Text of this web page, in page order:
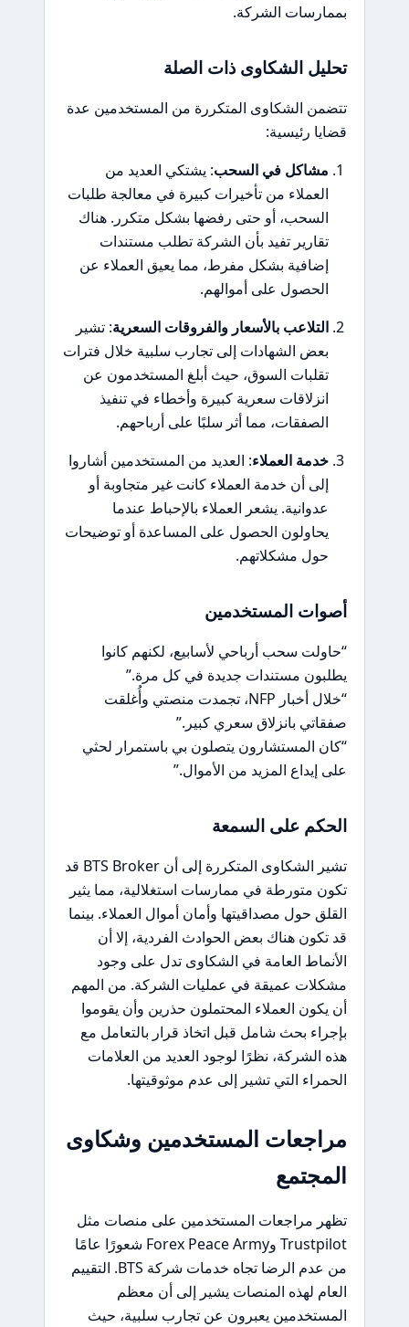
بممارسات الشركة.
تحليل الشكاوى ذات الصلة
تتضمن الشكاوى المتكررة من المستخدمين عدة
قضايا رئيسية:
مشاكل في السحب: يشتكي العديد من
العملاء من تأخيرات كبيرة في معالجة طلبات
السحب، أو حتى رفضها بشكل متكرر. هناك
تقارير تفيد بأن الشركة تطلب مستندات
إضافية بشكل مفرط، مما يعيق العملاء عن
الحصول على أموالهم.
التلاعب بالأسعار والفروقات السعرية: تشير
بعض الشهادات إلى تجارب سلبية خلال فترات
تقلبات السوق، حيث أبلغ المستخدمون عن
انزلاقات سعرية كبيرة وأخطاء في تنفيذ
الصفقات، مما أثر سلبًا على أرباحهم.
خدمة العملاء: العديد من المستخدمين أشاروا
إلى أن خدمة العملاء كانت غير متجاوبة أو
عدوانية. يشعر العملاء بالإحباط عندما
يحاولون الحصول على المساعدة أو توضيحات
حول مشكلاتهم.
أصوات المستخدمين
“حاولت سحب أرباحي لأسابيع، لكنهم كانوا
يطلبون مستندات جديدة في كل مرة.”
“خلال أخبار NFP، تجمدت منصتي وأُغلقت
صفقاتي بانزلاق سعري كبير.”
“كان المستشارون يتصلون بي باستمرار لحثي
على إيداع المزيد من الأموال.”
الحكم على السمعة
تشير الشكاوى المتكررة إلى أن BTS Broker قد
تكون متورطة في ممارسات استغلالية، مما يثير
القلق حول مصداقيتها وأمان أموال العملاء. بينما
قد تكون هناك بعض الحوادث الفردية، إلا أن
الأنماط العامة في الشكاوى تدل على وجود
مشكلات عميقة في عمليات الشركة. من المهم
أن يكون العملاء المحتملون حذرين وأن يقوموا
بإجراء بحث شامل قبل اتخاذ قرار بالتعامل مع
هذه الشركة، نظرًا لوجود العديد من العلامات
الحمراء التي تشير إلى عدم موثوقيتها.
مراجعات المستخدمين وشكاوى
المجتمع
تظهر مراجعات المستخدمين على منصات مثل
Trustpilot وForex Peace Army شعورًا عامًا
من عدم الرضا تجاه خدمات شركة BTS. التقييم
العام لهذه المنصات يشير إلى أن معظم
المستخدمين يعبرون عن تجارب سلبية، حيث